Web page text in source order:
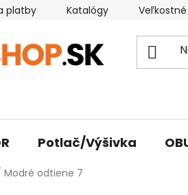
platby Katalógy
Potlač/Výšivka
Modré odtiene 7